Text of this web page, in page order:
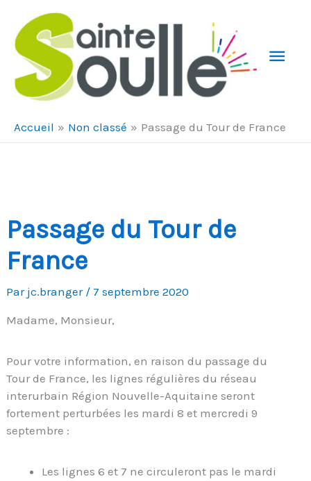
Accueil Non classé Passage du Tour de France
Passage du Tour de
France
Par jc.branger / 7 septembre 2020
Madame, Monsieur,
Pour votre information, en raison du passage du
Tour de France, les lignes régulières du réseau
interurbain Région Nouvelle-Aquitaine seront
fortement perturbées les mardi 8 et mercredi 9
septembre :
Les lignes 6 et 7 ne circuleront pas le mardi